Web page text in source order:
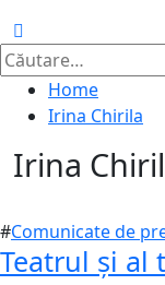
Caută
după:Home
Irina Chirila
Irina
#Comunicate de
Teatrul și al